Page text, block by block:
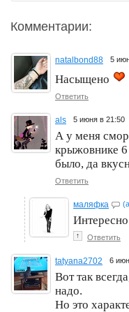
Комментарии:
natalbond88 5
Насыщено
Ответить
als 5 июня в 21:50
А у меня
крыжовнике
было, да
Ответить
маляфка
↑ Ответить
tatyana2702 6
Вот так
надо.
Но это